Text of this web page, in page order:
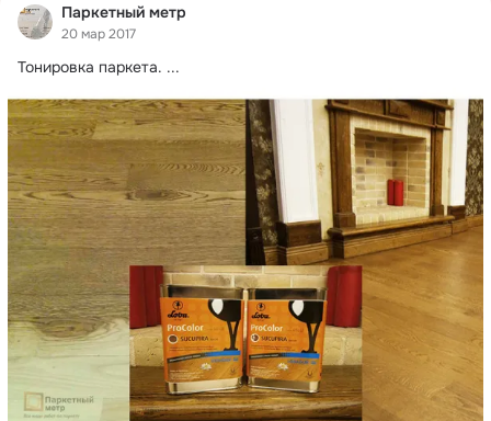
Паркетный метр
20 мар 2017
Тонировка паркета. ...